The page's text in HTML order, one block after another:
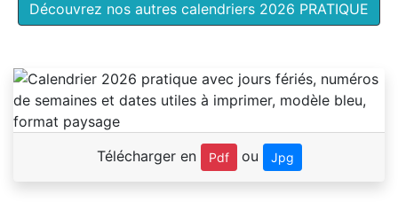
Découvrez nos autres calendriers 2026 PRATIQUE
Télécharger en Pdf ou Jpg